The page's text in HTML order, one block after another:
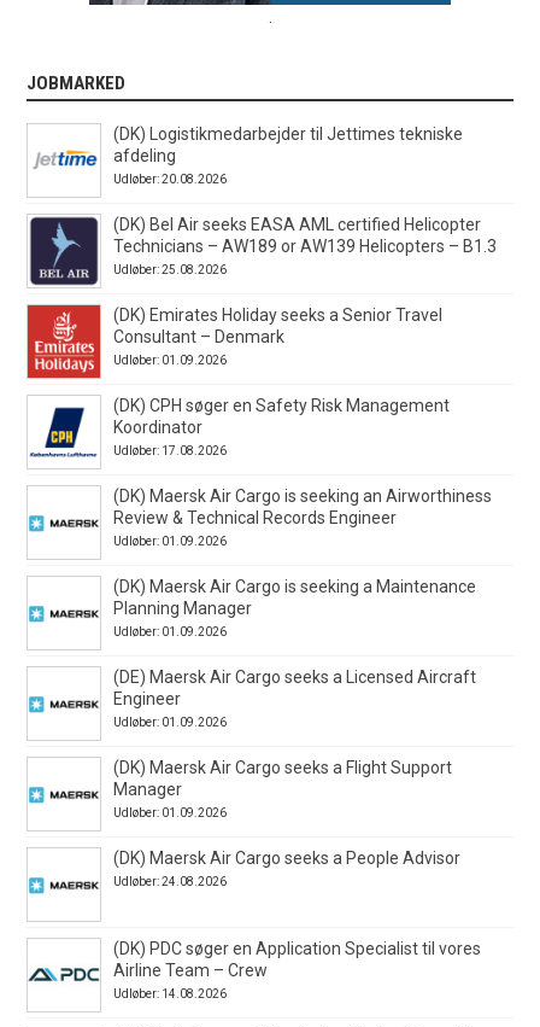
JOBMARKED
(DK) Logistikmedarbejder til Jettimes tekniske
afdeling
Udløber: 20.08.2026
(DK) Bel Air seeks EASA AML certified Helicopter
Technicians – AW189 or AW139 Helicopters – B1.3
Udløber: 25.08.2026
(DK) Emirates Holiday seeks a Senior Travel
Consultant – Denmark
Udløber: 01.09.2026
(DK) CPH søger en Safety Risk Management
Koordinator
Udløber: 17.08.2026
(DK) Maersk Air Cargo is seeking an Airworthiness
Review & Technical Records Engineer
Udløber: 01.09.2026
(DK) Maersk Air Cargo is seeking a Maintenance
Planning Manager
Udløber: 01.09.2026
(DE) Maersk Air Cargo seeks a Licensed Aircraft
Engineer
Udløber: 01.09.2026
(DK) Maersk Air Cargo seeks a Flight Support
Manager
Udløber: 01.09.2026
(DK) Maersk Air Cargo seeks a People Advisor
Udløber: 24.08.2026
(DK) PDC søger en Application Specialist til vores
Airline Team – Crew
Udløber: 14.08.2026